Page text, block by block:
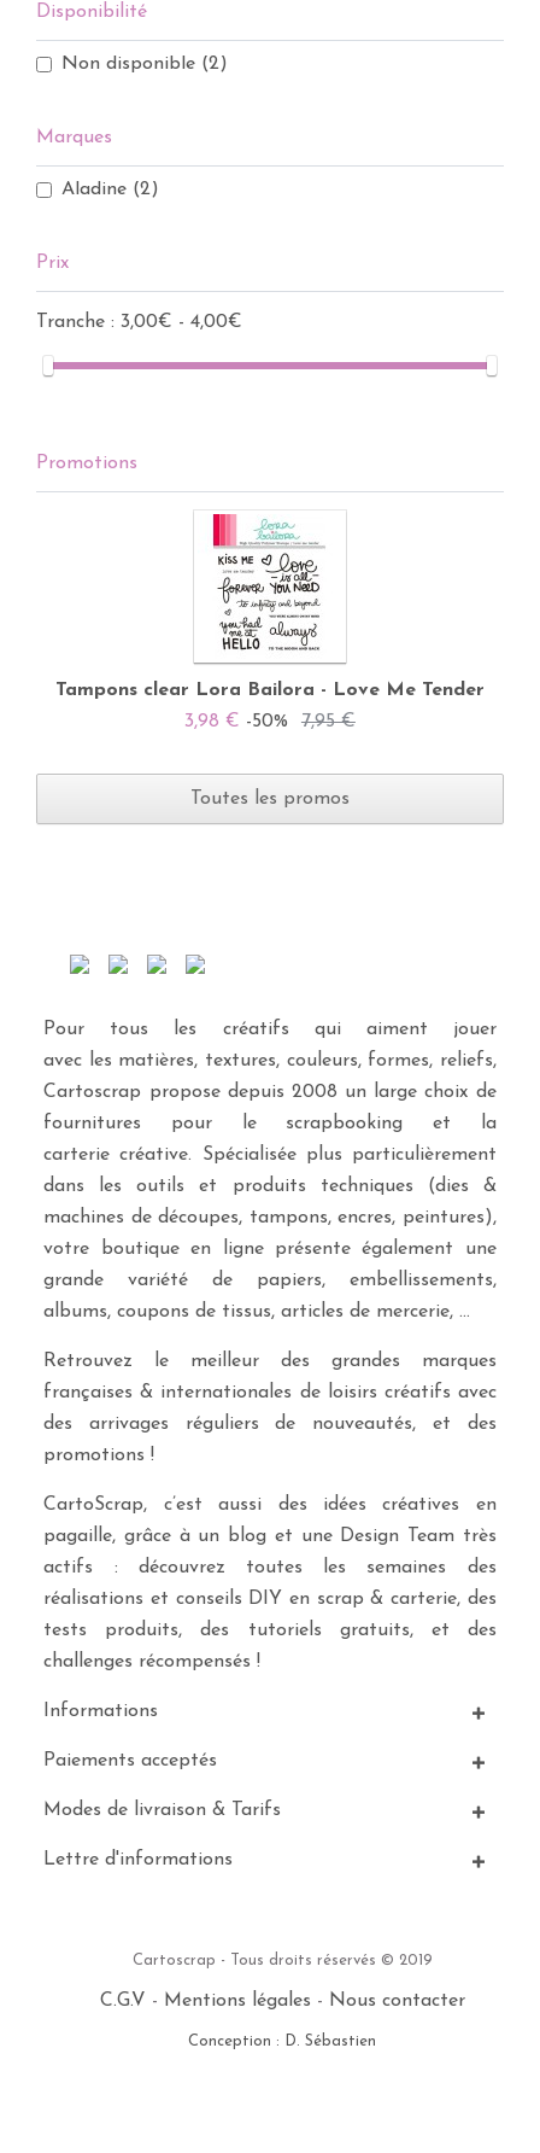
Disponibilité
Non disponible (2)
Marques
Aladine (2)
Prix
Tranche : 3,00€ - 4,00€
Promotions
Tampons clear Lora Bailora - Love Me Tender
3,98 € -50% 7,95 €
Toutes les promos
Pour tous les créatifs qui aiment jouer
avec les matières, textures, couleurs, formes, reliefs,
Cartoscrap propose depuis 2008 un large choix de
fournitures pour le scrapbooking et la
carterie créative. Spécialisée plus particulièrement
dans les outils et produits techniques (dies &
machines de découpes, tampons, encres, peintures),
votre boutique en ligne présente également une
grande variété de papiers, embellissements,
albums, coupons de tissus, articles de mercerie, …
Retrouvez le meilleur des grandes marques
françaises & internationales de loisirs créatifs avec
des arrivages réguliers de nouveautés, et des
promotions !
CartoScrap, c’est aussi des idées créatives en
pagaille, grâce à un blog et une Design Team très
actifs : découvrez toutes les semaines des
réalisations et conseils DIY en scrap & carterie, des
tests produits, des tutoriels gratuits, et des
challenges récompensés !
Informations
Paiements acceptés
Modes de livraison & Tarifs
Lettre d'informations
Cartoscrap - Tous droits réservés © 2019
C.G.V - Mentions légales - Nous contacter
Conception : D. Sébastien